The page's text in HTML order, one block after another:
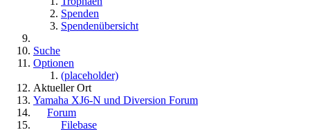
Spenden
Spendenübersicht
Suche
Optionen
(placeholder)
Aktueller Ort
Yamaha XJ6-N und Diversion Forum
Forum
Filebase